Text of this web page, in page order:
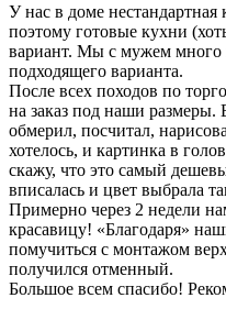
У нас в доме нестандартная
поэтому готовые кухни
вариант. Мы с мужем много
подходящего варианта.
После всех походов по
на заказ под наши
обмерил, посчитал,
хотелось, и картинка в
скажу, что это самый
вписалась и цвет выбрала
Примерно через 2 недели
красавицу! «Благодаря»
помучиться с монтажом
получился отменный.
Большое всем спасибо!